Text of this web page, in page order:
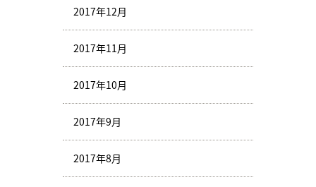
2017年12月
2017年11月
2017年10月
2017年9月
2017年8月